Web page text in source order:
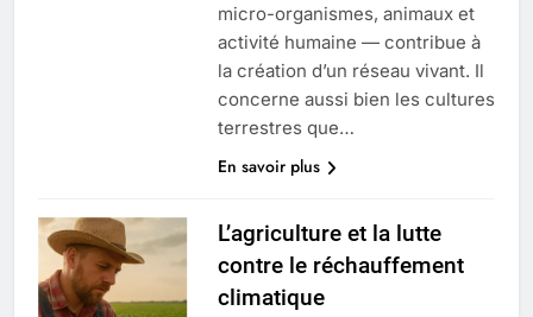
micro-organismes, animaux et
activité humaine — contribue à
la création d’un réseau vivant. Il
concerne aussi bien les cultures
terrestres que…
En savoir plus
L’agriculture et la lutte
contre le réchauffement
climatique